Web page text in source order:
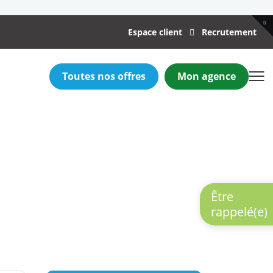
Espace client Recrutement
Être
rappelé(e)
Toutes nos offres Mon agence